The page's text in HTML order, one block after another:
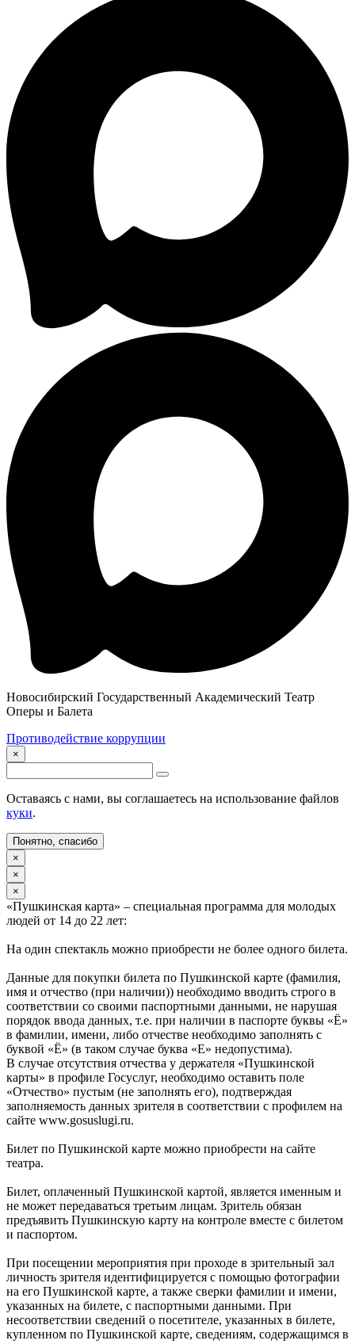
Новосибирский Государственный Академический Театр
Оперы и Балета
Противодействие коррупции
×
Оставаясь с нами, вы соглашаетесь на использование файлов
куки.
Понятно, спасибо
×
×
×
«Пушкинская карта» – специальная программа для молодых
людей от 14 до 22 лет:
На один спектакль можно приобрести не более одного билета.
Данные для покупки билета по Пушкинской карте (фамилия,
имя и отчество (при наличии)) необходимо вводить строго в
соответствии со своими паспортными данными, не нарушая
порядок ввода данных, т.е. при наличии в паспорте буквы «Ё»
в фамилии, имени, либо отчестве необходимо заполнять с
буквой «Ё» (в таком случае буква «Е» недопустима).
В случае отсутствия отчества у держателя «Пушкинской
карты» в профиле Госуслуг, необходимо оставить поле
«Отчество» пустым (не заполнять его), подтверждая
заполняемость данных зрителя в соответствии с профилем на
сайте www.gosuslugi.ru.
Билет по Пушкинской карте можно приобрести на сайте
театра.
Билет, оплаченный Пушкинской картой, является именным и
не может передаваться третьим лицам. Зритель обязан
предъявить Пушкинскую карту на контроле вместе с билетом
и паспортом.
При посещении мероприятия при проходе в зрительный зал
личность зрителя идентифицируется с помощью фотографии
на его Пушкинской карте, а также сверки фамилии и имени,
указанных на билете, с паспортными данными. При
несоответствии сведений о посетителе, указанных в билете,
купленном по Пушкинской карте, сведениям, содержащимся в